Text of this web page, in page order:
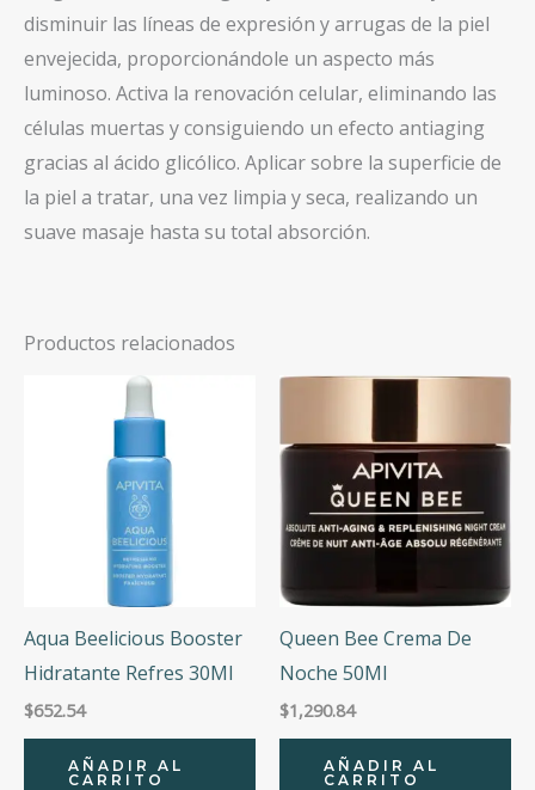
disminuir las líneas de expresión y arrugas de la piel
envejecida, proporcionándole un aspecto más
luminoso. Activa la renovación celular, eliminando las
células muertas y consiguiendo un efecto antiaging
gracias al ácido glicólico. Aplicar sobre la superficie de
la piel a tratar, una vez limpia y seca, realizando un
suave masaje hasta su total absorción.
Productos relacionados
Aqua Beelicious Booster
Hidratante Refres 30Ml
$652.54
AÑADIR AL
CARRITO
Queen Bee Crema De
Noche 50Ml
$1,290.84
AÑADIR AL
CARRITO